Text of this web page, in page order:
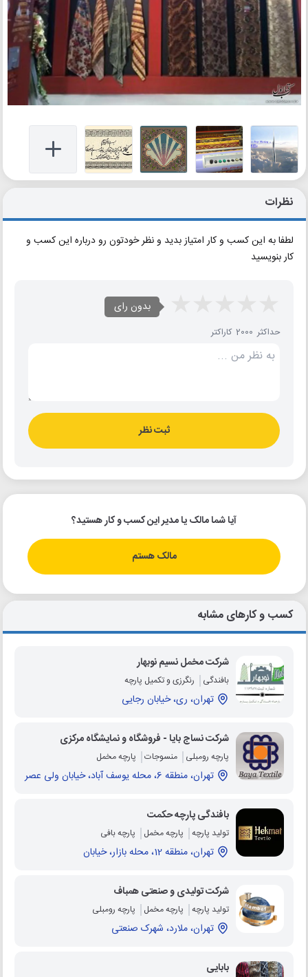
نظرات
لطفا به این کسب و کار امتیاز بدید و نظر خودتون رو درباره این کسب و
کار بنویسید
بدون رای
حداکثر 2000 کاراکتر
ثبت نظر
آیا شما مالک یا مدیر این کسب و کار هستید؟
مالک هستم
کسب و کارهای مشابه
شرکت مخمل نسیم نوبهار
بافندگی رنگرزی و تکمیل پارچه
تهران، ری، خیابان رجایی
شرکت نساج بایا - فروشگاه و نمایشگاه مرکزی
پارچه رومبلی منسوجات پارچه مخمل
تهران، منطقه 6، محله یوسف آباد، خیابان ولی عصر
بافندگی پارچه حکمت
تولید پارچه پارچه مخمل پارچه بافی
تهران، منطقه 12، محله بازار، خیابان
شرکت تولیدی و صنعتی همباف
تولید پارچه پارچه مخمل پارچه رومبلی
تهران، ملارد، شهرک صنعتی
بابایی